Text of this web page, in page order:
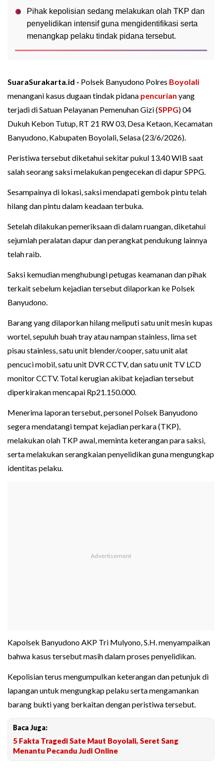
Pihak kepolisian sedang melakukan olah TKP dan
penyelidikan intensif guna mengidentifikasi serta
menangkap pelaku tindak pidana tersebut.
SuaraSurakarta.id - Polsek Banyudono Polres Boyolali
menangani kasus dugaan tindak pidana pencurian yang
terjadi di Satuan Pelayanan Pemenuhan Gizi (SPPG) 04
Dukuh Kebon Tutup, RT 21 RW 03, Desa Ketaon, Kecamatan
Banyudono, Kabupaten Boyolali, Selasa (23/6/2026).
Peristiwa tersebut diketahui sekitar pukul 13.40 WIB saat
salah seorang saksi melakukan pengecekan di dapur SPPG.
Sesampainya di lokasi, saksi mendapati gembok pintu telah
hilang dan pintu dalam keadaan terbuka.
Setelah dilakukan pemeriksaan di dalam ruangan, diketahui
sejumlah peralatan dapur dan perangkat pendukung lainnya
telah raib.
Saksi kemudian menghubungi petugas keamanan dan pihak
terkait sebelum kejadian tersebut dilaporkan ke Polsek
Banyudono.
Barang yang dilaporkan hilang meliputi satu unit mesin kupas
wortel, sepuluh buah tray atau nampan stainless, lima set
pisau stainless, satu unit blender/cooper, satu unit alat
pencuci mobil, satu unit DVR CCTV, dan satu unit TV LCD
monitor CCTV. Total kerugian akibat kejadian tersebut
diperkirakan mencapai Rp21.150.000.
Menerima laporan tersebut, personel Polsek Banyudono
segera mendatangi tempat kejadian perkara (TKP),
melakukan olah TKP awal, meminta keterangan para saksi,
serta melakukan serangkaian penyelidikan guna mengungkap
identitas pelaku.
Kapolsek Banyudono AKP Tri Mulyono, S.H. menyampaikan
bahwa kasus tersebut masih dalam proses penyelidikan.
Kepolisian terus mengumpulkan keterangan dan petunjuk di
lapangan untuk mengungkap pelaku serta mengamankan
barang bukti yang berkaitan dengan peristiwa tersebut.
Baca Juga:
5 Fakta Tragedi Sate Maut Boyolali, Seret Sang
Menantu Pecandu Judi Online